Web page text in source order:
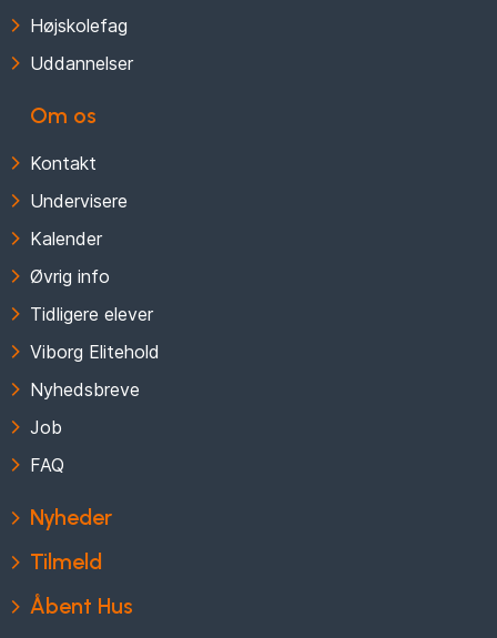
Højskolefag
Uddannelser
Om os
Kontakt
Undervisere
Kalender
Øvrig info
Tidligere elever
Viborg Elitehold
Nyhedsbreve
Job
FAQ
Nyheder
Tilmeld
Åbent Hus